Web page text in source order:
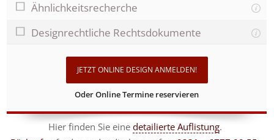
Ähnlichkeitsrecherche
Designrechtliche Rechtsdokumente
JETZT ONLINE DESIGN ANMELDEN!
Oder Online Termine reservieren
Hier finden Sie einedetailierte Auflistung.